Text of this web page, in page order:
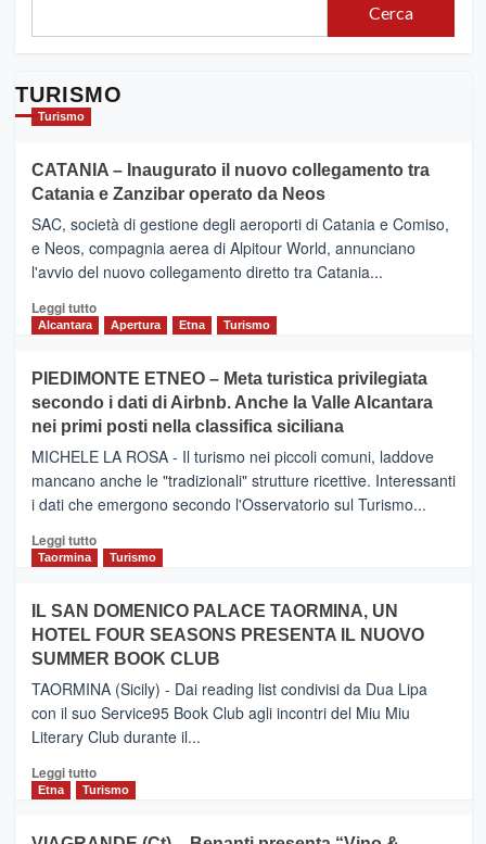
Cerca
TURISMO
Turismo
CATANIA – Inaugurato il nuovo collegamento tra
Catania e Zanzibar operato da Neos
SAC, società di gestione degli aeroporti di Catania e Comiso,
e Neos, compagnia aerea di Alpitour World, annunciano
l'avvio del nuovo collegamento diretto tra Catania...
Leggi tuttoLeggi
CATANIA
–
Inaugurato
il
nuovo
collegamento
tra
e
Zanzibar
da
Neos
Alcantara Apertura Etna Turismo
PIEDIMONTE ETNEO – Meta turistica privilegiata
secondo i dati di Airbnb. Anche la Valle Alcantara
nei primi posti nella classifica siciliana
MICHELE LA ROSA - Il turismo nei piccoli comuni, laddove
mancano anche le "tradizionali" strutture ricettive. Interessanti
i dati che emergono secondo l'Osservatorio sul Turismo...
Leggi tuttoLeggi
PIEDIMONTE
ETNEO
–
Meta
turistica
privilegiata
secondo
dati
di
Taormina Turismo
IL SAN DOMENICO PALACE TAORMINA, UN
HOTEL FOUR SEASONS PRESENTA IL NUOVO
SUMMER BOOK CLUB
TAORMINA (Sicily) - Dai reading list condivisi da Dua Lipa
con il suo Service95 Book Club agli incontri del Miu Miu
Literary Club durante il...
Leggi tuttoLeggi
di
Etna Turismo